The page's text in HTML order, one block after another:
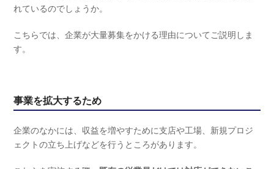
れているのでしょうか。
こちらでは、企業が大量募集をかける理由についてご説明しま
す。
事業を拡大するため
企業のなかには、収益を増やすために支店や工場、新規プロジ
ェクトの立ち上げなどを行うところがあります。